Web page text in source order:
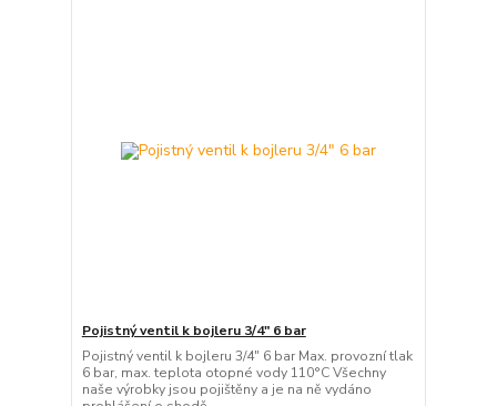
Pojistný ventil k bojleru 3/4" 6 bar
Pojistný ventil k bojleru 3/4" 6 bar Max. provozní tlak
6 bar, max. teplota otopné vody 110°C Všechny
naše výrobky jsou pojištěny a je na ně vydáno